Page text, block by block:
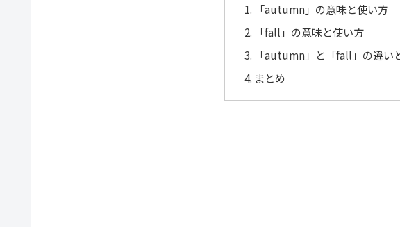
「autumn」の意味と使い方
「fall」の意味と使い方
「autumn」と「fall」の違い
まとめ